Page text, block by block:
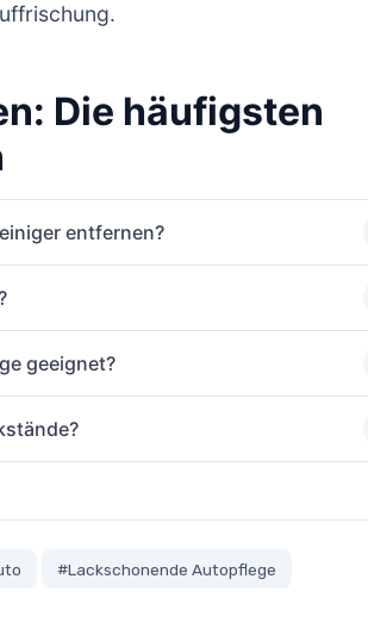
Die häufigsten
entfernen?
geeignet?
#Lackschonende Autopflege